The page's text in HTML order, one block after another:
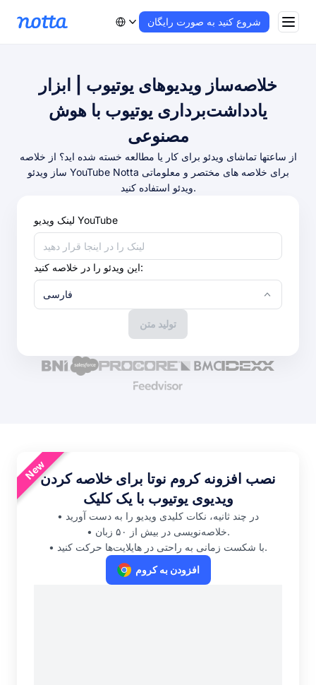
شروع کنید به صورت رایگان
خلاصه‌ساز ویدیوهای یوتیوب | ابزار
یادداشت‌برداری یوتیوب با هوش
مصنوعی
از ساعتها تماشای ویدئو برای کار یا مطالعه خسته شده اید؟ از خلاصه
ساز ویدئو YouTube Notta برای خلاصه های مختصر و معلوماتی
ویدئو استفاده کنید.
لینک ویدیو YouTube
این ویدئو را در خلاصه کنید:
فارسی
تولید متن
Newنصب افزونه کروم نوتا برای خلاصه کردن
ویدیوی یوتیوب با یک کلیک
• در چند ثانیه، نکات کلیدی ویدیو را به دست آورید
•
خلاصه‌نویسی در بیش از ۵۰ زبان.
•
با شکست زمانی به راحتی در هایلایت‌ها حرکت کنید.
افزودن به کروم